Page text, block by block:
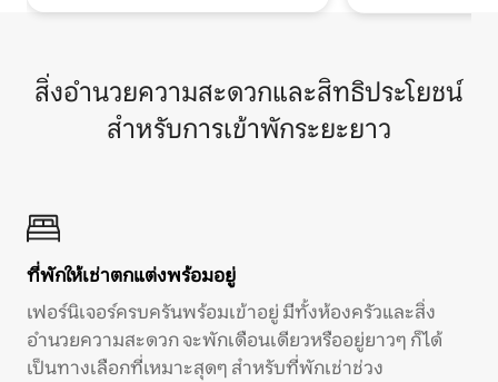
สิ่งอำนวยความสะดวกและสิทธิประโยชน์
สำหรับการเข้าพักระยะยาว
ที่พักให้เช่าตกแต่งพร้อมอยู่
เฟอร์นิเจอร์ครบครันพร้อมเข้าอยู่ มีทั้งห้องครัวและสิ่ง
อำนวยความสะดวก จะพักเดือนเดียวหรืออยู่ยาวๆ ก็ได้
เป็นทางเลือกที่เหมาะสุดๆ สำหรับที่พักเช่าช่วง